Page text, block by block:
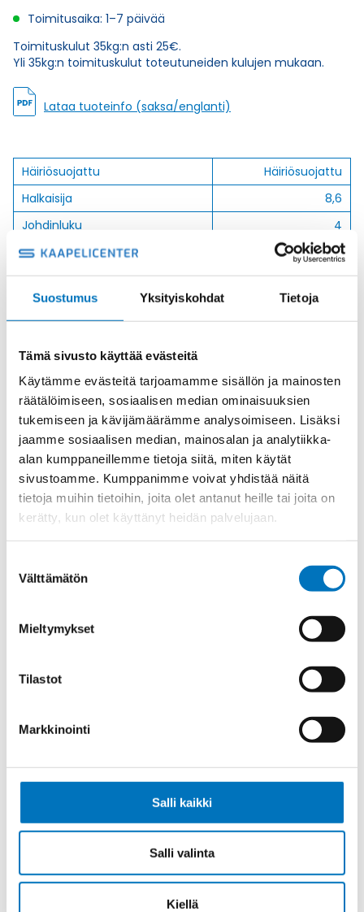
Suostumus Yksityiskohdat Tietoja
Tämä sivusto käyttää evästeitä
Käytämme evästeitä tarjoamamme sisällön ja mainosten
räätälöimiseen, sosiaalisen median ominaisuuksien
tukemiseen ja kävijämäärämme analysoimiseen. Lisäksi
jaamme sosiaalisen median, mainosalan ja analytiikka-
alan kumppaneillemme tietoja siitä, miten käytät
sivustoamme. Kumppanimme voivat yhdistää näitä
tietoja muihin tietoihin, joita olet antanut heille tai joita on
kerätty, kun olet käyttänyt heidän palvelujaan.
valinta
Välttämätön
Mieltymykset
Tilastot
Markkinointi
Salli kaikki
Salli valinta
Kiellä
Toimitusaika: 1–7 päivää
Toimituskulut 35kg:n asti 25€.
Yli 35kg:n toimituskulut toteutuneiden kulujen mukaan.
Lataa tuoteinfo (saksa/englanti)
Häiriösuojattu
Häiriösuojattu
Halkaisija
8,6
Johdinluku
4
Johtimien poikkipinta
0,75
Ulkovaippa
Silikoni
Kysyttävää?
Anna meidän
auttaa.
Soita asiakaspalveluumme ark. 8-16
+358 9 2252 260
Tai lähetä sähköpostia
Ohjauskaapeli SIHF+C 4G1,5